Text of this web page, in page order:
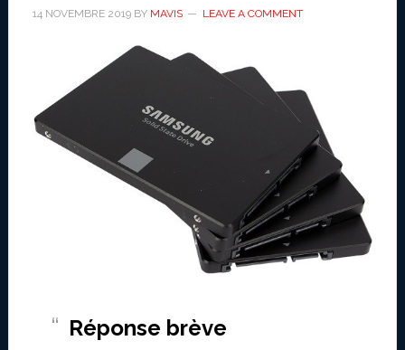
14 NOVEMBRE 2019BY MAVIS LEAVE A COMMENT
Réponse brève